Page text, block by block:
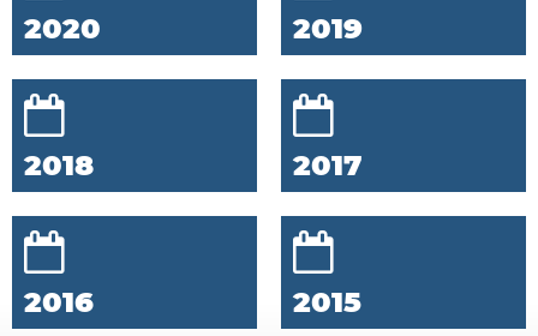
2020 2019
2018 2017
2016 2015